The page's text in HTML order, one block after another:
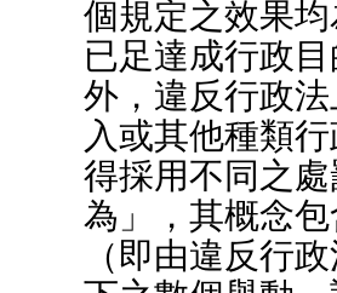
個規定之效果
已足達成行政
外，違反行政
入或其他種類
得採用不同之
為」，其概念
（即由違反行